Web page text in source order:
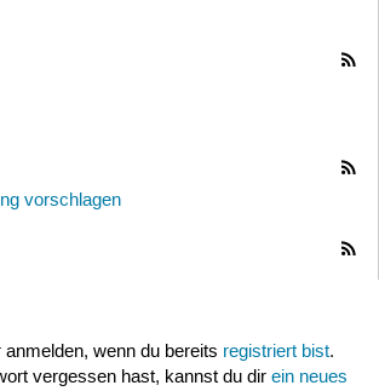
vorschlagen
wenn du bereits registriert bist.
vergessen hast, kannst du dir ein neues